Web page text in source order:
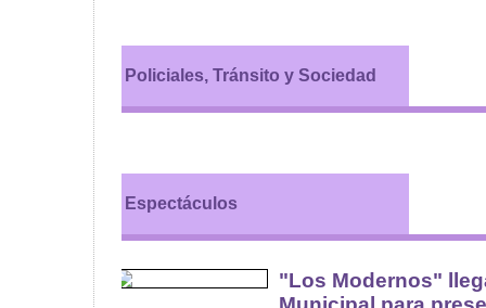
Policiales, Tránsito y Sociedad
Espectáculos
"Los Modernos"